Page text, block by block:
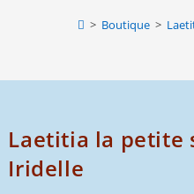
> Boutique >
Laetitia la petite
Iridelle